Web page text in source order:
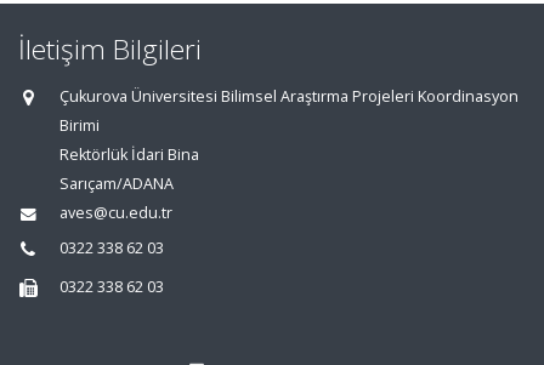
İletişim Bilgileri
Çukurova Üniversitesi Bilimsel Araştırma Projeleri Koordinasyon
Birimi
Rektörlük İdari Bina
Sarıçam/ADANA
aves@cu.edu.tr
0322 338 62 03
0322 338 62 03